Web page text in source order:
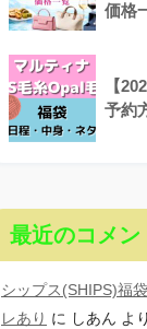
価格
【
予約
最近のコメン
シップス(SHIPS)福
レあり に しあん より